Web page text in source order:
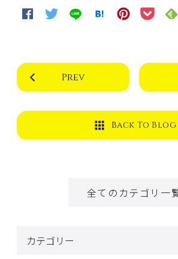
Prev
Back To Blog
全てのカテゴリ一